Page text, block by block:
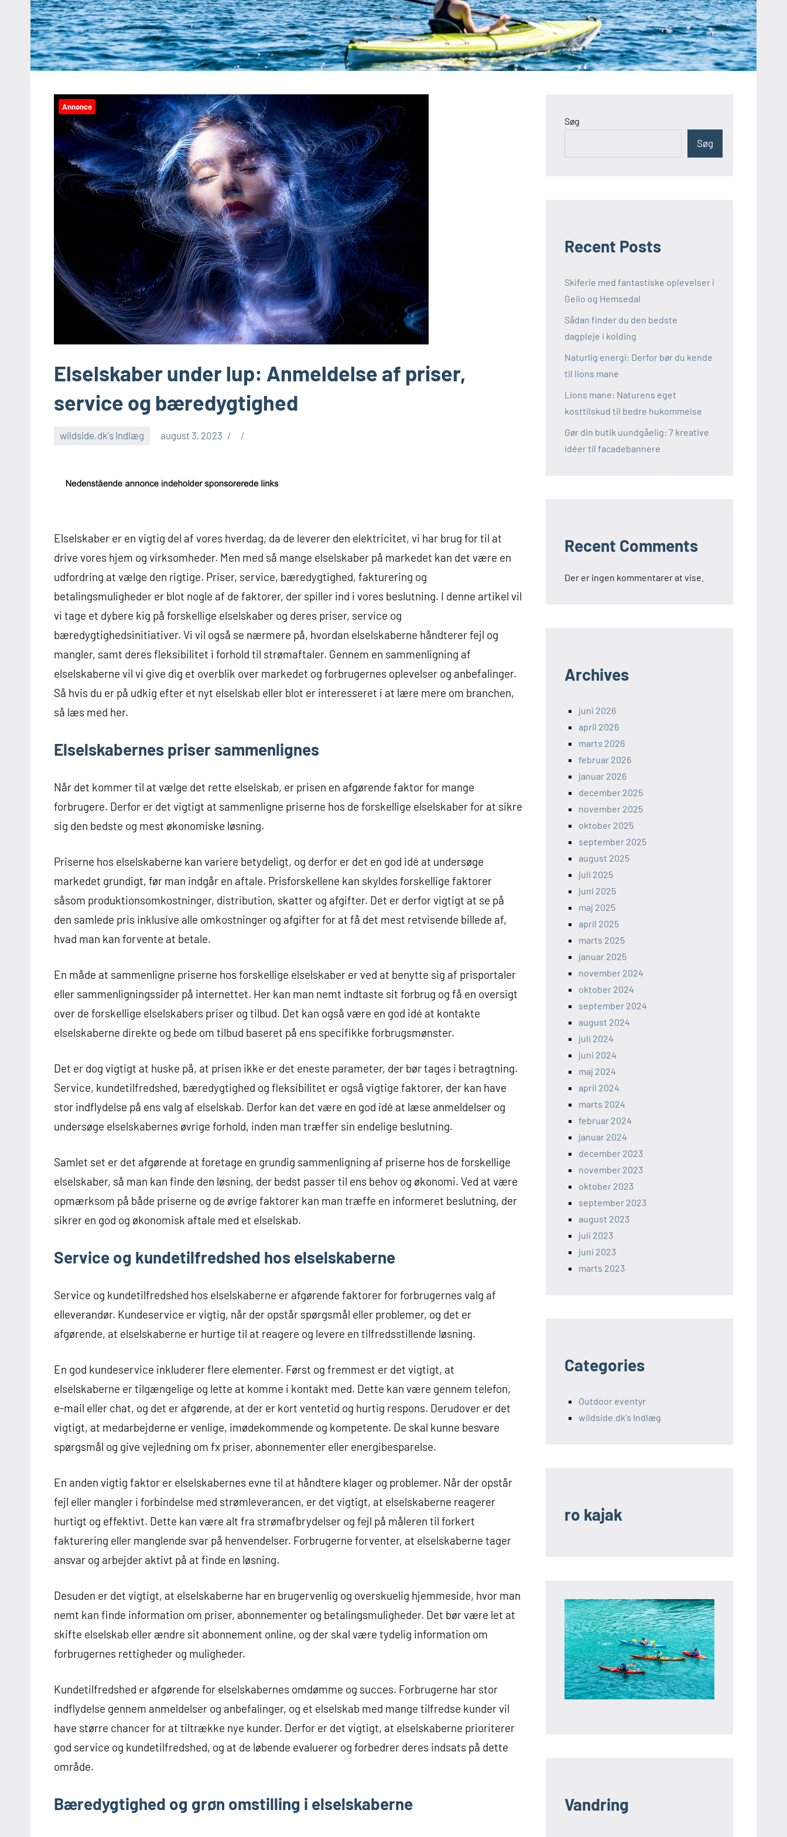
Annonce
Elselskaber under lup: Anmeldelse af priser,
service og bæredygtighed
wildside.dk's Indlæg august 3, 2023
Elselskaber er en vigtig del af vores hverdag, da de leverer den elektricitet, vi har brug for til at
drive vores hjem og virksomheder. Men med så mange elselskaber på markedet kan det være en
udfordring at vælge den rigtige. Priser, service, bæredygtighed, fakturering og
betalingsmuligheder er blot nogle af de faktorer, der spiller ind i vores beslutning. I denne artikel vil
vi tage et dybere kig på forskellige elselskaber og deres priser, service og
bæredygtighedsinitiativer. Vi vil også se nærmere på, hvordan elselskaberne håndterer fejl og
mangler, samt deres fleksibilitet i forhold til strømaftaler. Gennem en sammenligning af
elselskaberne vil vi give dig et overblik over markedet og forbrugernes oplevelser og anbefalinger.
Så hvis du er på udkig efter et nyt elselskab eller blot er interesseret i at lære mere om branchen,
så læs med her.
Elselskabernes priser sammenlignes
Når det kommer til at vælge det rette elselskab, er prisen en afgørende faktor for mange
forbrugere. Derfor er det vigtigt at sammenligne priserne hos de forskellige elselskaber for at sikre
sig den bedste og mest økonomiske løsning.
Priserne hos elselskaberne kan variere betydeligt, og derfor er det en god idé at undersøge
markedet grundigt, før man indgår en aftale. Prisforskellene kan skyldes forskellige faktorer
såsom produktionsomkostninger, distribution, skatter og afgifter. Det er derfor vigtigt at se på
den samlede pris inklusive alle omkostninger og afgifter for at få det mest retvisende billede af,
hvad man kan forvente at betale.
En måde at sammenligne priserne hos forskellige elselskaber er ved at benytte sig af prisportaler
eller sammenligningssider på internettet. Her kan man nemt indtaste sit forbrug og få en oversigt
over de forskellige elselskabers priser og tilbud. Det kan også være en god idé at kontakte
elselskaberne direkte og bede om tilbud baseret på ens specifikke forbrugsmønster.
Det er dog vigtigt at huske på, at prisen ikke er det eneste parameter, der bør tages i betragtning.
Service, kundetilfredshed, bæredygtighed og fleksibilitet er også vigtige faktorer, der kan have
stor indflydelse på ens valg af elselskab. Derfor kan det være en god idé at læse anmeldelser og
undersøge elselskabernes øvrige forhold, inden man træffer sin endelige beslutning.
Samlet set er det afgørende at foretage en grundig sammenligning af priserne hos de forskellige
elselskaber, så man kan finde den løsning, der bedst passer til ens behov og økonomi. Ved at være
opmærksom på både priserne og de øvrige faktorer kan man træffe en informeret beslutning, der
sikrer en god og økonomisk aftale med et elselskab.
Service og kundetilfredshed hos elselskaberne
Service og kundetilfredshed hos elselskaberne er afgørende faktorer for forbrugernes valg af
elleverandør. Kundeservice er vigtig, når der opstår spørgsmål eller problemer, og det er
afgørende, at elselskaberne er hurtige til at reagere og levere en tilfredsstillende løsning.
En god kundeservice inkluderer flere elementer. Først og fremmest er det vigtigt, at
elselskaberne er tilgængelige og lette at komme i kontakt med. Dette kan være gennem telefon,
e-mail eller chat, og det er afgørende, at der er kort ventetid og hurtig respons. Derudover er det
vigtigt, at medarbejderne er venlige, imødekommende og kompetente. De skal kunne besvare
spørgsmål og give vejledning om fx priser, abonnementer eller energibesparelse.
En anden vigtig faktor er elselskabernes evne til at håndtere klager og problemer. Når der opstår
fejl eller mangler i forbindelse med strømleverancen, er det vigtigt, at elselskaberne reagerer
hurtigt og effektivt. Dette kan være alt fra strømafbrydelser og fejl på måleren til forkert
fakturering eller manglende svar på henvendelser. Forbrugerne forventer, at elselskaberne tager
ansvar og arbejder aktivt på at finde en løsning.
Desuden er det vigtigt, at elselskaberne har en brugervenlig og overskuelig hjemmeside, hvor man
nemt kan finde information om priser, abonnementer og betalingsmuligheder. Det bør være let at
skifte elselskab eller ændre sit abonnement online, og der skal være tydelig information om
forbrugernes rettigheder og muligheder.
Kundetilfredshed er afgørende for elselskabernes omdømme og succes. Forbrugerne har stor
indflydelse gennem anmeldelser og anbefalinger, og et elselskab med mange tilfredse kunder vil
have større chancer for at tiltrække nye kunder. Derfor er det vigtigt, at elselskaberne prioriterer
god service og kundetilfredshed, og at de løbende evaluerer og forbedrer deres indsats på dette
område.
Bæredygtighed og grøn omstilling i elselskaberne
Søg
Søg
Recent Posts
Skiferie med fantastiske oplevelser i
Geilo og Hemsedal
Sådan finder du den bedste
dagpleje i kolding
Naturlig energi: Derfor bør du kende
til lions mane
Lions mane: Naturens eget
kosttilskud til bedre hukommelse
Gør din butik uundgåelig: 7 kreative
idéer til facadebannere
Recent Comments
Der er ingen kommentarer at vise.
Archives
juni 2026
april 2026
marts 2026
februar 2026
januar 2026
december 2025
november 2025
oktober 2025
september 2025
august 2025
juli 2025
juni 2025
maj 2025
april 2025
marts 2025
januar 2025
november 2024
oktober 2024
september 2024
august 2024
juli 2024
juni 2024
maj 2024
april 2024
marts 2024
februar 2024
januar 2024
december 2023
november 2023
oktober 2023
september 2023
august 2023
juli 2023
juni 2023
marts 2023
Categories
Outdoor eventyr
wildside.dk's Indlæg
ro kajak
Vandring